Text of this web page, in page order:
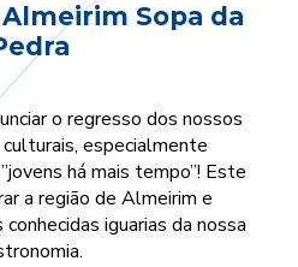
Almeirim Sopa da
o regresso dos nossos
especialmente
há mais tempo”! Este
a região de Almeirim e
iguarias da nossa